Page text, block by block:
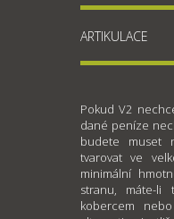
ARTIKULACE
Pokud V2
dané peníze
budete muset
tvarovat ve
minimální
stranu, máte-
kobercem